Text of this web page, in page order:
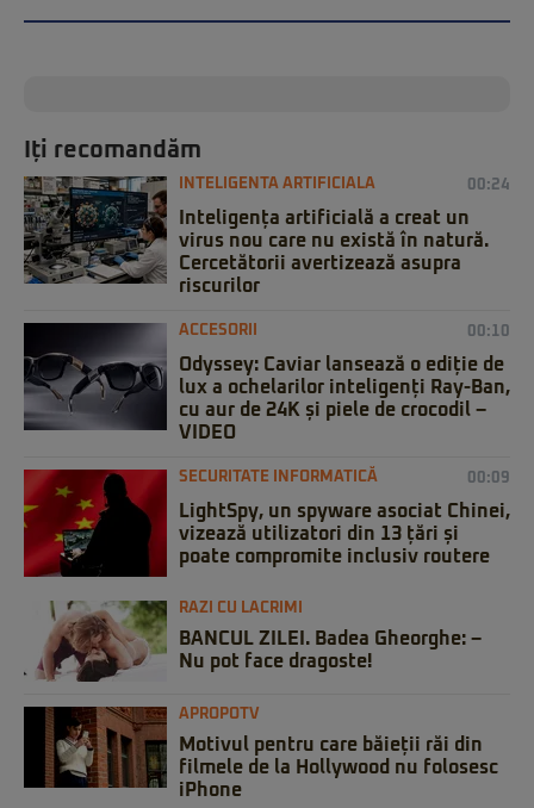
Iți recomandăm
INTELIGENTA ARTIFICIALA 00:24
Inteligența artificială a creat un
virus nou care nu există în natură.
Cercetătorii avertizează asupra
riscurilor
ACCESORII 00:10
Odyssey: Caviar lansează o ediție de
lux a ochelarilor inteligenți Ray-Ban,
cu aur de 24K și piele de crocodil –
VIDEO
SECURITATE INFORMATICĂ 00:09
LightSpy, un spyware asociat Chinei,
vizează utilizatori din 13 țări și
poate compromite inclusiv routere
RAZI CU LACRIMI
BANCUL ZILEI. Badea Gheorghe: –
Nu pot face dragoste!
APROPOTV
Motivul pentru care băieții răi din
filmele de la Hollywood nu folosesc
iPhone